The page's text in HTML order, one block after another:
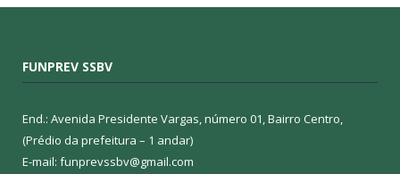
FUNPREV SSBV
End.: Avenida Presidente Vargas, número 01, Bairro Centro,
(Prédio da prefeitura – 1 andar)
E-mail: funprevssbv@gmail.com